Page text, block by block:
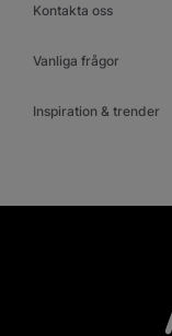
Kontakta oss
Vanliga frågor
Inspiration & trender